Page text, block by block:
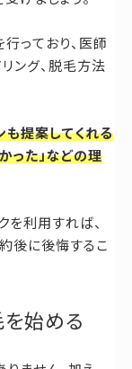
っており、医師
ング、脱毛方法
提案してくれる
った」などの理
を利用すれば、
後に後悔するこ
始める